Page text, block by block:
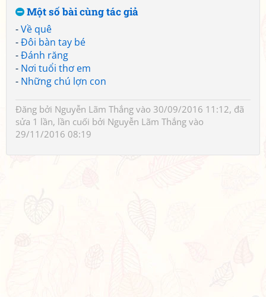
Một số bài cùng tác giả
-Về quê
-Đôi bàn tay bé
-Đánh răng
- Nơi tuổi thơ em
- Những chú lợn con
Đăng bởi Nguyễn Lãm Thắng vào 30/09/2016 11:12, đã
sửa 1 lần, lần cuối bởi Nguyễn Lãm Thắng vào
29/11/2016 08:19